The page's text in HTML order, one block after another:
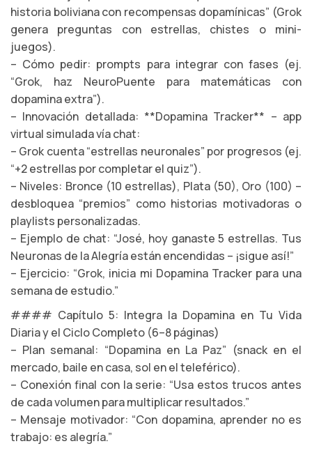
historia boliviana con recompensas dopamínicas” (Grok
genera preguntas con estrellas, chistes o mini-
juegos).
– Cómo pedir: prompts para integrar con fases (ej.
“Grok, haz NeuroPuente para matemáticas con
dopamina extra”).
– Innovación detallada: **Dopamina Tracker** – app
virtual simulada vía chat:
– Grok cuenta “estrellas neuronales” por progresos (ej.
“+2 estrellas por completar el quiz”).
– Niveles: Bronce (10 estrellas), Plata (50), Oro (100) –
desbloquea “premios” como historias motivadoras o
playlists personalizadas.
– Ejemplo de chat: “José, hoy ganaste 5 estrellas. Tus
Neuronas de la Alegría están encendidas – ¡sigue así!”
– Ejercicio: “Grok, inicia mi Dopamina Tracker para una
semana de estudio.”
#### Capítulo 5: Integra la Dopamina en Tu Vida
Diaria y el Ciclo Completo (6–8 páginas)
– Plan semanal: “Dopamina en La Paz” (snack en el
mercado, baile en casa, sol en el teleférico).
– Conexión final con la serie: “Usa estos trucos antes
de cada volumen para multiplicar resultados.”
– Mensaje motivador: “Con dopamina, aprender no es
trabajo: es alegría.”